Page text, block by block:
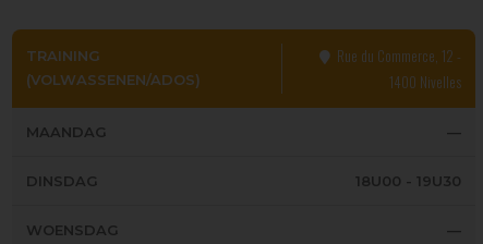
TRAINING
(VOLWASSENEN/ADOS)
Rue du Commerce, 12 -
1400 Nivelles
MAANDAG —
DINSDAG 18U00 - 19U30
WOENSDAG —